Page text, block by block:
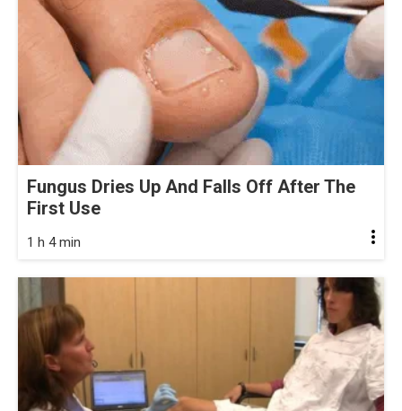
Fungus Dries Up And Falls Off After The
First Use
1 h 4 min